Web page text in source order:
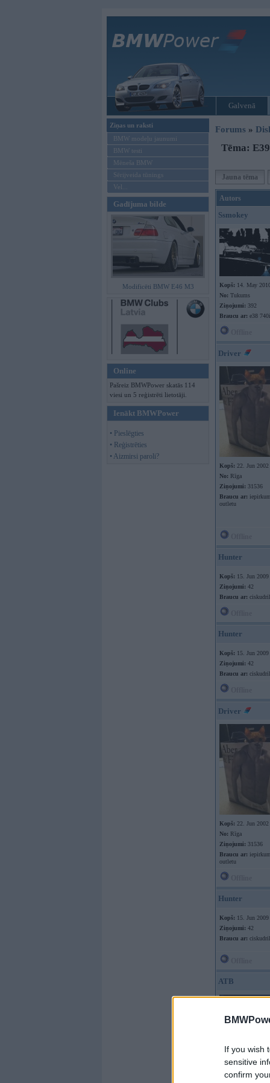
If you wish
sensitive
confirm
Galvenā
Ziņas un raksti
BMW modeļu jaunumi
BMW testi
Mēneša BMW
Sērijveida tūnings
Vel...
Gadījuma bilde
Modificēti BMW E46 M3
Online
Pašreiz BMWPower skatās 114
viesi un 5 reģistrēti lietotāji.
Ienākt BMWPower
• Pieslēgties
• Reģistrēties
• Aizmirsi paroli?
Forums »
Tēma:
Jauna tēma
Autors
Ssmokey
Kopš: 14. May
No: Tukums
Ziņojumi: 392
Braucu ar: e38
Driver
Kopš: 22. Jun 2002
No: Rīga
Ziņojumi: 31536
Braucu ar:
outletu
Hunter
Kopš: 15. Jun 2009
Ziņojumi: 42
Braucu ar:
Hunter
Kopš: 15. Jun 2009
Ziņojumi: 42
Braucu ar:
Driver
Kopš: 22. Jun 2002
No: Rīga
Ziņojumi: 31536
Braucu ar:
outletu
Hunter
Kopš: 15. Jun 2009
Ziņojumi: 42
Braucu ar:
ATB